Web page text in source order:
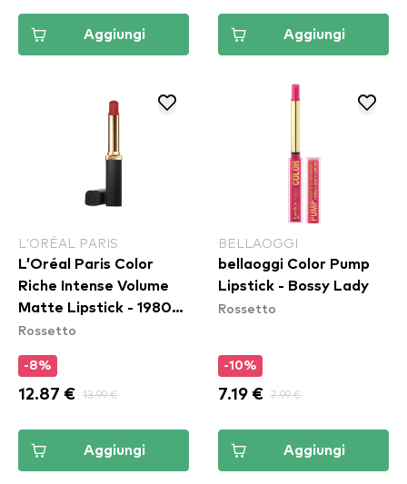
Aggiungi Aggiungi
L’ORÉAL PARIS
L’Oréal Paris Color
Riche Intense Volume
Matte Lipstick - 1980
L'Ambre​
Rossetto
-8%
12.87 € 13.99 €
Aggiungi
BELLAOGGI
bellaoggi Color Pump
Lipstick - Bossy Lady
Rossetto
-10%
7.19 € 7.99 €
Aggiungi